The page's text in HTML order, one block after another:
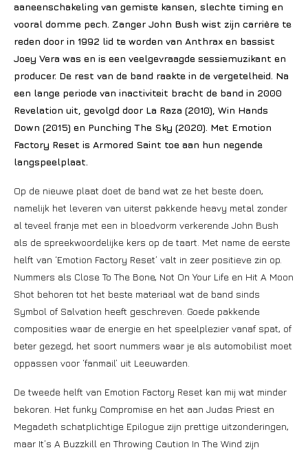
aaneenschakeling van gemiste kansen, slechte timing en
vooral domme pech. Zanger John Bush wist zijn carrière te
reden door in 1992 lid te worden van Anthrax en bassist
Joey Vera was en is een veelgevraagde sessiemuzikant en
producer. De rest van de band raakte in de vergetelheid. Na
een lange periode van inactiviteit bracht de band in 2000
Revelation uit, gevolgd door La Raza (2010), Win Hands
Down (2015) en Punching The Sky (2020). Met Emotion
Factory Reset is Armored Saint toe aan hun negende
langspeelplaat.
Op de nieuwe plaat doet de band wat ze het beste doen,
namelijk het leveren van uiterst pakkende heavy metal zonder
al teveel franje met een in bloedvorm verkerende John Bush
als de spreekwoordelijke kers op de taart. Met name de eerste
helft van ‘Emotion Factory Reset’ valt in zeer positieve zin op.
Nummers als Close To The Bone, Not On Your Life en Hit A Moon
Shot behoren tot het beste materiaal wat de band sinds
Symbol of Salvation heeft geschreven. Goede pakkende
composities waar de energie en het speelplezier vanaf spat, of
beter gezegd, het soort nummers waar je als automobilist moet
oppassen voor ‘fanmail’ uit Leeuwarden.
De tweede helft van Emotion Factory Reset kan mij wat minder
bekoren. Het funky Compromise en het aan Judas Priest en
Megadeth schatplichtige Epilogue zijn prettige uitzonderingen,
maar It’s A Buzzkill en Throwing Caution In The Wind zijn